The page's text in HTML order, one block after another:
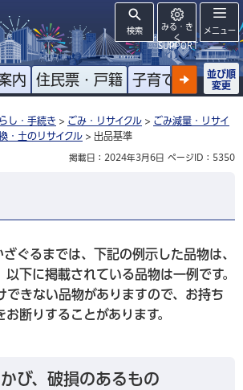
検索
みる・き
く
SUPPORT
メニュー
内 住民票・戸籍 子育て 高齢者
並び順
変更
し・手続き > ごみ・リサイクル > ごみ減量・リサイ
・土のリサイクル > 出品基準
掲載日：2024年3月6日 ページID：5350
ざぐるまでは、下記の例示した品物は、
下に掲載されている品物は一例です。
できない品物がありますので、お持ち
断りすることがあります。
び、破損のあるもの